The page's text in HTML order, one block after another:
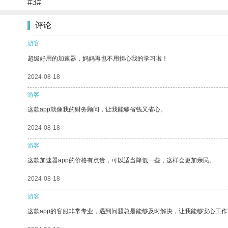
#3#
评论
游客
超级好用的加速器，妈妈再也不用担心我的学习啦！
2024-08-18
游客
这款app就像我的财务顾问，让我能够省钱又省心。
2024-08-18
游客
这款加速器app的价格有点贵，可以适当降低一些，这样会更加亲民。
2024-08-18
游客
这款app的客服非常专业，遇到问题总是能够及时解决，让我能够安心工